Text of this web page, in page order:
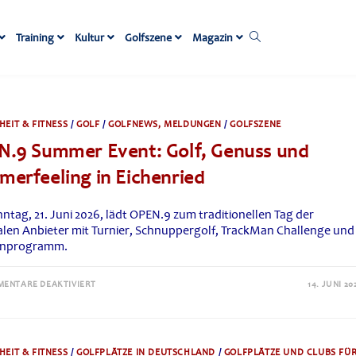
Training Kultur Golfszene Magazin
Website-
& FITNESS /GOLF /GOLFNEWS, MELDUNGEN /GOLFSZENE
Summer Event: Golf, Genuss und
in Eichenried
21. Juni 2026, lädt OPEN.9 zum traditionellen Tag der
Anbieter mit Turnier, Schnuppergolf, TrackMan Challenge und
DEAKTIVIERT
UND
14. JUNI
& FITNESS /GOLFPLÄTZE IN DEUTSCHLAND / GOLFPLÄTZE UND CLUBS